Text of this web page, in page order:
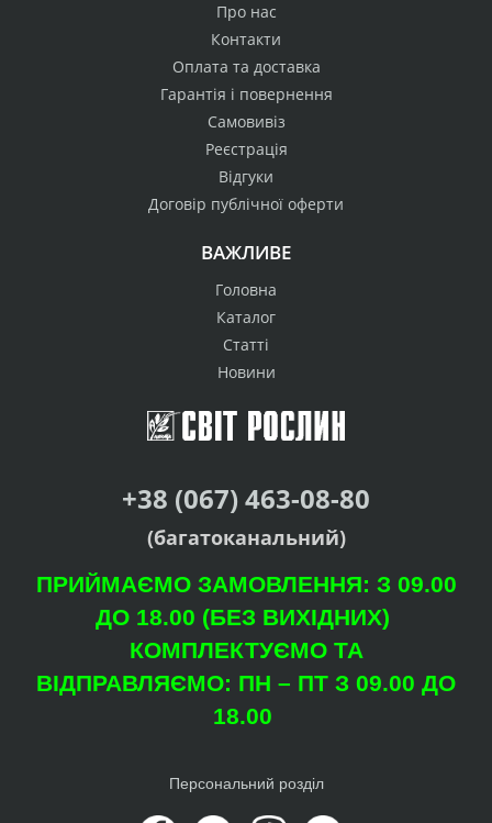
Про нас
Контакти
Оплата та доставка
Гарантія і повернення
Самовивіз
Реєстрація
Відгуки
Договір публічної оферти
ВАЖЛИВЕ
Головна
Каталог
Статті
Новини
+38 (067) 463-08-80
(багатоканальний)
ПРИЙМАЄМО ЗАМОВЛЕННЯ: З 09.00
ДО 18.00 (БЕЗ ВИХІДНИХ)
КОМПЛЕКТУЄМО ТА
ВІДПРАВЛЯЄМО: ПН – ПТ З 09.00 ДО
18.00
Персональний розділ